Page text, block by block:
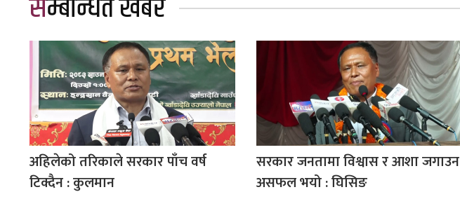
सम्बन्धित खबर
अहिलेको तरिकाले सरकार पाँच वर्ष
टिक्दैन : कुलमान
सरकार जनतामा विश्वास र आशा जगाउन
असफल भयो : घिसिङ